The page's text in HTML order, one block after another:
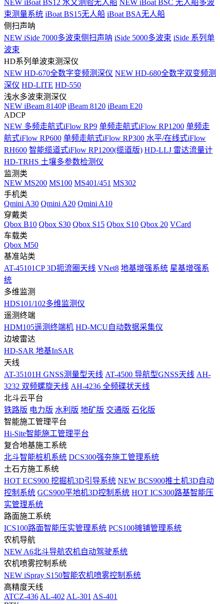
NEW iBoat BS12 水文测验无人船 NEW iBoat BSC 无人船多波
束测量系统 iBoat BS15无人船 iBoat BSA无人船
侧扫声呐
NEW iSide 7000多波束侧扫声呐 iSide 5000多波束 iSide 系列单
波束
HD系列单波束测深仪
NEW HD-670全数字变频测深仪 NEW HD-680全数字双变频测
深仪 HD-LITE HD-550
浅水多波束测深仪
NEW iBeam 8140P iBeam 8120 iBeam E20
ADCP
NEW 多频走航式iFlow RP9 单频走航式iFlow RP1200 单频走
航式iFlow RP600 单频走航式iFlow RP300 水平/在线式iFlow
RH600 智能缆道式iFlow RP1200(缆道版) HD-LLJ 雷达流量计
HD-TRHS 土壤多参数检测仪
监测类
NEW MS200 MS100 MS401/451 MS302
手机类
Qmini A30 Qmini A20 Qmini A10
穿戴类
Qbox B10 Qbox S30 Qbox S15 Qbox S10 Qbox 20 VCard
车载类
Qbox M50
基准站类
AT-45101CP 3D扼流圈天线 VNet8 地基增强系统 星基增强系
统
多维监测
HDS101/102多维监测仪
遥测终端
HDM105遥测终端机 HD-MCU自动数据采集仪
边坡雷达
HD-SAR 地基InSAR
天线
AT-35101H GNSS测量型天线 AT-4500 导航型GNSS天线 AH-
3232 双频螺旋天线 AH-4236 全频碟状天线
北斗云平台
铁路版 电力版 水利版 地矿版 交通版 石化版
智能施工管理平台
Hi-Site智能施工管理平台
复合地基施工系统
北斗智能桩机系统 DCS300强夯施工管理系统
土石方施工系统
HOT ECS900 挖掘机3D引导系统 NEW BCS900推土机3D自动
控制系统 GCS900平地机3D控制系统 HOT ICS300路基智能压
实管理系统
路面施工系统
ICS100路面智能压实管理系统 PCS100摊铺管理系统
农机导航
NEW A6北斗导航农机自动驾驶系统
农机喷雾控制系统
NEW iSpray S150智能农机喷雾控制系统
高精度天线
ATCZ-436 AL-402 AL-301 AS-401